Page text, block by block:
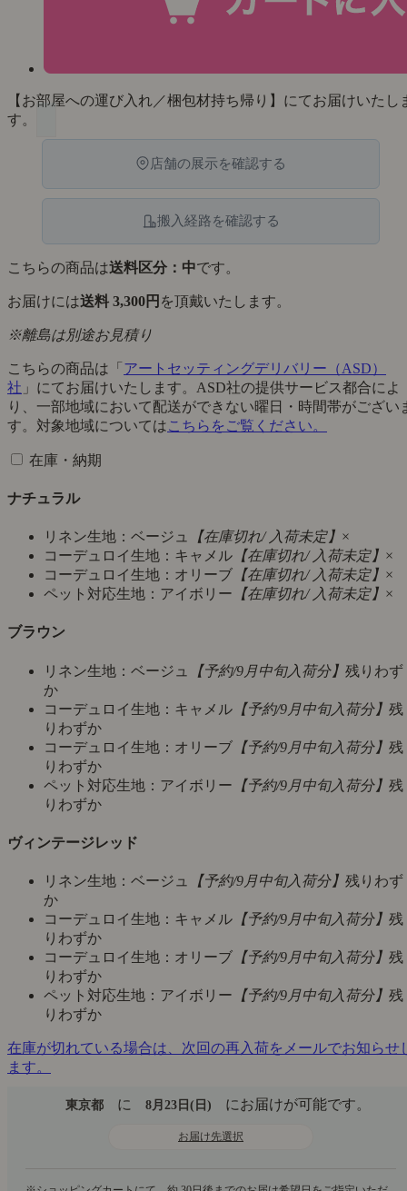
【お部屋への運び入れ／梱包材持ち帰り】にてお届けいたし
す。
店舗の展示を確認する
搬入経路を確認する
こちらの商品は送料区分：中です。
お届けには送料 3,300円 を頂戴いたします。
※離島は別途お見積り
こちらの商品は「 アートセッティングデリバリー（ASD）
社 」にてお届けいたします。ASD社の提供サービス都合によ
り、一部地域において配送ができない曜日・時間帯がござい
す。対象地域についてはこちらをご覧ください。
在庫・納期
ナチュラル
リネン生地：ベージュ 【在庫切れ/ 入荷未定】 ×
コーデュロイ生地：キャメル 【在庫切れ/ 入荷未定】 ×
コーデュロイ生地：オリーブ 【在庫切れ/ 入荷未定】 ×
ペット対応生地：アイボリー 【在庫切れ/ 入荷未定】 ×
ブラウン
リネン生地：ベージュ 【予約/9月中旬入荷分】 残りわず
か
コーデュロイ生地：キャメル 【予約/9月中旬入荷分】 残
りわずか
コーデュロイ生地：オリーブ 【予約/9月中旬入荷分】 残
りわずか
ペット対応生地：アイボリー 【予約/9月中旬入荷分】 残
りわずか
ヴィンテージレッド
リネン生地：ベージュ 【予約/9月中旬入荷分】 残りわず
か
コーデュロイ生地：キャメル 【予約/9月中旬入荷分】 残
りわずか
コーデュロイ生地：オリーブ 【予約/9月中旬入荷分】 残
りわずか
ペット対応生地：アイボリー 【予約/9月中旬入荷分】 残
りわずか
在庫が切れている場合は、次回の再入荷をメールでお知らせ
ます。
東京都 に 8月23日(日) にお届けが可能です。
お届け先選択